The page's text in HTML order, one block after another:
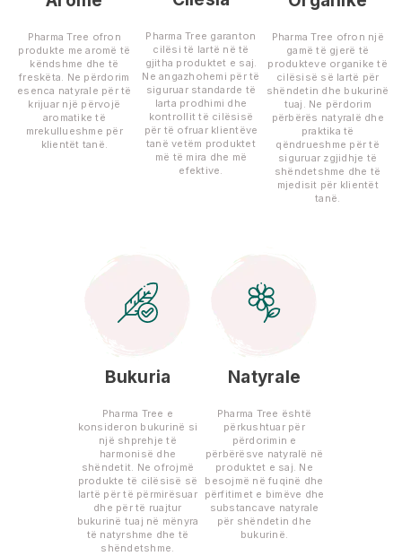
Pharma Tree ofron
produkte me aromë të
këndshme dhe të
freskëta. Ne përdorim
esenca natyrale për të
krijuar një përvojë
aromatike të
mrekullueshme për
klientët tanë.
Pharma Tree garanton
cilësi të lartë në të
gjitha produktet e saj.
Ne angazhohemi për të
siguruar standarde të
larta prodhimi dhe
kontrollit të cilësisë
për të ofruar klientëve
tanë vetëm produktet
më të mira dhe më
efektive.
Pharma Tree ofron një
gamë të gjerë të
produkteve organike të
cilësisë së lartë për
shëndetin dhe bukurinë
tuaj. Ne përdorim
përbërës natyralë dhe
praktika të
qëndrueshme për të
siguruar zgjidhje të
shëndetshme dhe të
mjedisit për klientët
tanë.
Bukuria
Pharma Tree e
konsideron bukurinë si
një shprehje të
harmonisë dhe
shëndetit. Ne ofrojmë
produkte të cilësisë së
lartë për të përmirësuar
dhe për të ruajtur
bukurinë tuaj në mënyra
të natyrshme dhe të
shëndetshme.
Natyrale
Pharma Tree është
përkushtuar për
përdorimin e
përbërësve natyralë në
produktet e saj. Ne
besojmë në fuqinë dhe
përfitimet e bimëve dhe
substancave natyrale
për shëndetin dhe
bukurinë.